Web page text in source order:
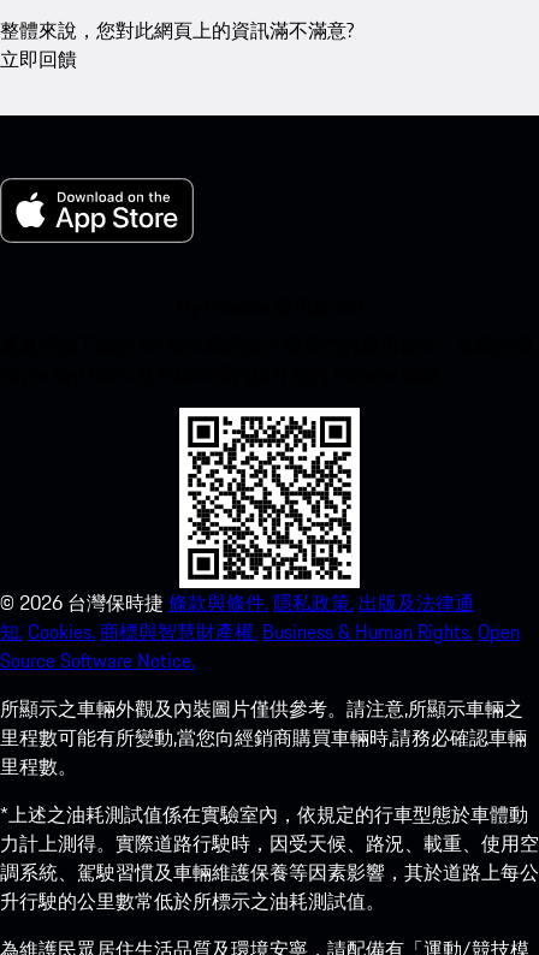
整體來說，您對此網頁上的資訊滿不滿意?
立即回饋
© 2026 台灣保時捷 條款與條件.隱私政策. 出版及法律通
知.Cookies.商標與智慧財產權. Business & Human Rights.Open
Source Software Notice.
所顯示之車輛外觀及內裝圖片僅供參考。請注意,所顯示車輛之
里程數可能有所變動,當您向經銷商購買車輛時,請務必確認車輛
里程數。
*上述之油耗測試值係在實驗室內，依規定的行車型態於車體動
力計上測得。實際道路行駛時，因受天候、路況、載重、使用空
調系統、駕駛習慣及車輛維護保養等因素影響，其於道路上每公
升行駛的公里數常低於所標示之油耗測試值。
為維護民眾居住生活品質及環境安寧，請配備有「運動/競技模